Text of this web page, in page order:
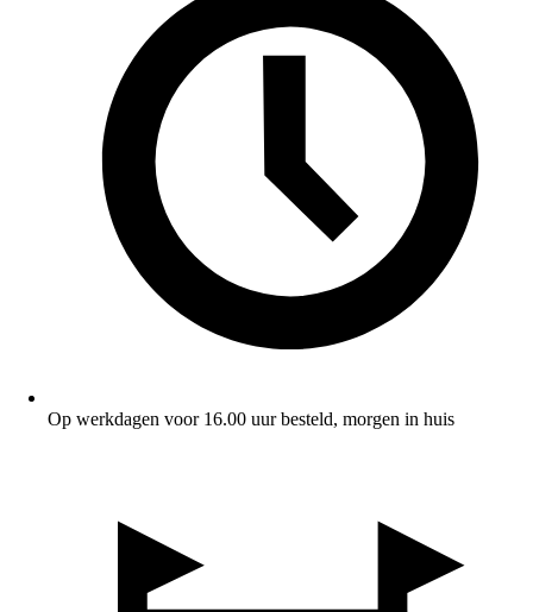
Op werkdagen voor 16.00 uur besteld, morgen in huis